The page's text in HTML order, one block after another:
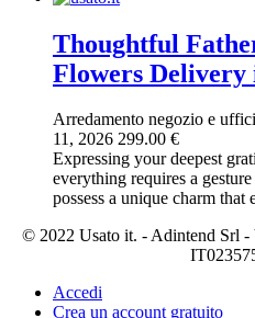
Thoughtful
Flowers Delivery
Arredamento negozio e
11, 2026 299.00 €
Expressing your deepest
everything requires a
possess a unique charm that
© 2022 Usato it. - Adintend Srl -
Accedi
Crea un account gratuito